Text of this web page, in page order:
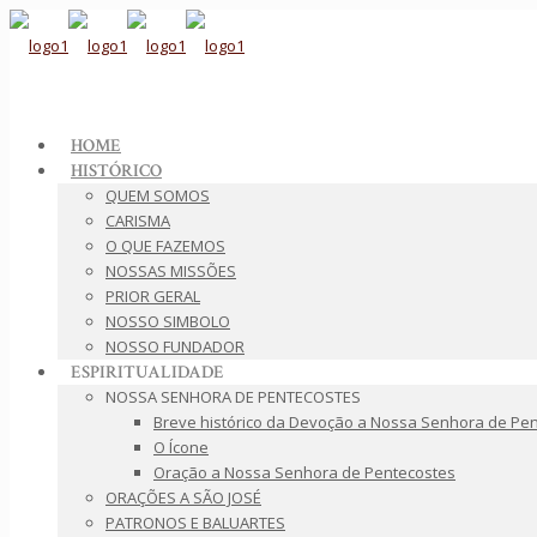
HOME
HISTÓRICO
QUEM SOMOS
CARISMA
O QUE FAZEMOS
NOSSAS MISSÕES
PRIOR GERAL
NOSSO SIMBOLO
NOSSO FUNDADOR
ESPIRITUALIDADE
NOSSA SENHORA DE PENTECOSTES
Breve histórico da Devoção a Nossa Senhora de
O Ícone
Oração a Nossa Senhora de Pentecostes
ORAÇÕES A SÃO JOSÉ
PATRONOS E BALUARTES